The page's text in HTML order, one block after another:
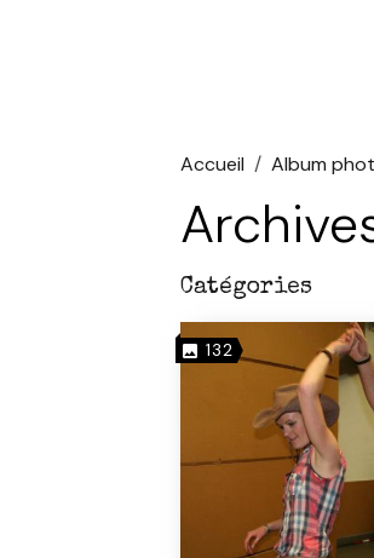
Accueil Album
Catégories
132